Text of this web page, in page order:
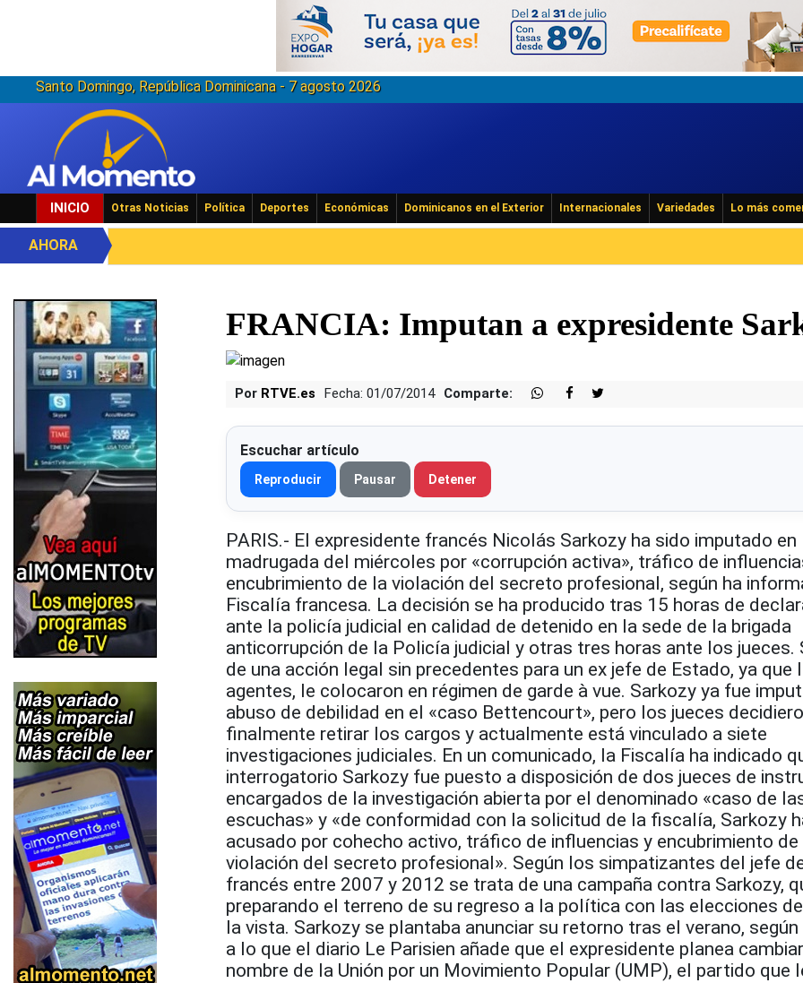
Santo Domingo, República Dominicana - 7 agosto 2026
INICIO Otras Noticias Política Deportes Económicas Dominicanos en el Exterior Internacionales Variedades Lo más
AHORA
FRANCIA: Imputan a expresidente
Por RTVE.es Fecha: 01/07/2014 Comparte:
Escuchar artículo
Reproducir Pausar Detener
PARIS.- El expresidente francés Nicolás Sarkozy ha sido imputado en
madrugada del miércoles por «corrupción activa», tráfico de
encubrimiento de la violación del secreto profesional, según ha
Fiscalía francesa. La decisión se ha producido tras 15 horas de
ante la policía judicial en calidad de detenido en la sede de la brigada
anticorrupción de la Policía judicial y otras tres horas ante los jueces.
de una acción legal sin precedentes para un ex jefe de Estado, ya que
agentes, le colocaron en régimen de garde à vue. Sarkozy ya fue
abuso de debilidad en el «caso Bettencourt», pero los jueces
finalmente retirar los cargos y actualmente está vinculado a siete
investigaciones judiciales. En un comunicado, la Fiscalía ha indicado
interrogatorio Sarkozy fue puesto a disposición de dos jueces de
encargados de la investigación abierta por el denominado «caso de
escuchas» y «de conformidad con la solicitud de la fiscalía, Sarkozy
acusado​​ por cohecho activo, tráfico de influencias y encubrimiento de
violación del secreto profesional». Según los simpatizantes del jefe
francés entre 2007 y 2012 se trata de una campaña contra Sarkozy,
preparando el terreno de su regreso a la política con las elecciones
la vista. Sarkozy se plantaba anunciar su retorno tras el verano, según
a lo que el diario Le Parisien añade que el expresidente planea
nombre de la Unión por un Movimiento Popular (UMP), el partido que